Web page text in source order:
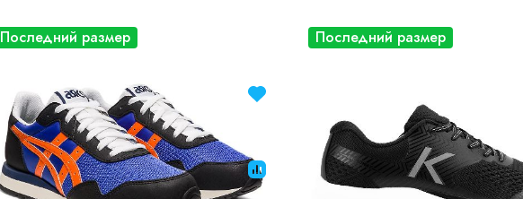
Последний размер Последний размер